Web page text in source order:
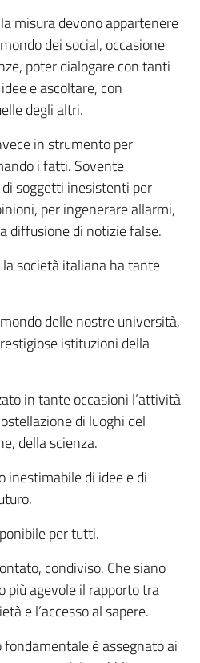
misura devono appartenere
dei social, occasione
poter dialogare con tanti
e ascoltare, con
degli altri.
in strumento per
i fatti. Sovente
soggetti inesistenti per
per ingenerare allarmi,
diffusione di notizie false.
società italiana ha tante
delle nostre università,
istituzioni della
in tante occasioni l’attività
di luoghi del
della scienza.
inestimabile di idee e di
per tutti.
condiviso. Che siano
più agevole il rapporto tra
e l’accesso al sapere.
è assegnato ai